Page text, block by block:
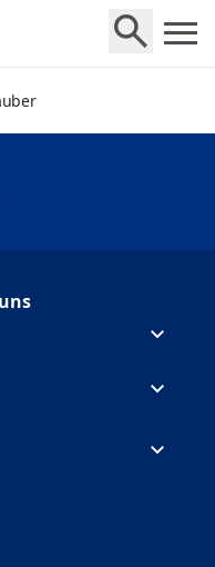
Duck auf Facebook
in a new tab)
Duck auf Youtube
in a new tab)